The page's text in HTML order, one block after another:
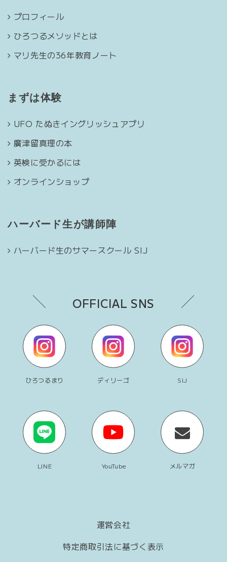
プロフィール
ひろつるメソッドとは
マリ先生の36年教育ノート
まずは体験
UFO たぬきイングリッシュアプリ
廣津留真理の本
英検に受かるには
オンラインショップ
ハーバード生が講師陣
ハーバード生のサマースクール SIJ
OFFICIAL SNS
ひろつるまり ディリーゴ SIJ
LINE YouTube メルマガ
運営会社
特定商取引法に基づく表示